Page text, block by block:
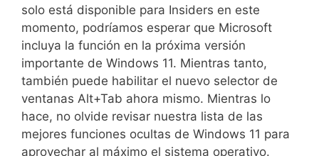
solo está disponible para Insiders en este
momento, podríamos esperar que Microsoft
incluya la función en la próxima versión
importante de Windows 11. Mientras tanto,
también puede habilitar el nuevo selector de
ventanas Alt+Tab ahora mismo. Mientras lo
hace, no olvide revisar nuestra lista de las
mejores funciones ocultas de Windows 11 para
aprovechar al máximo el sistema operativo.